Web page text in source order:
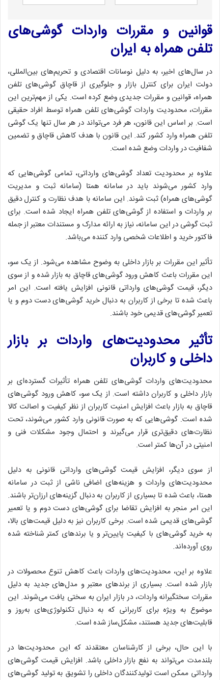
قوانین و مقررات واردات گوشی‌های
تلفن همراه به ایران
در سال‌های اخیر، به دلیل نوسانات اقتصادی و تحریم‌های بین‌المللی،
دولت ایران برای کنترل بازار و جلوگیری از قاچاق گوشی‌های تلفن
همراه، قوانین و مقررات جدیدی وضع کرده است. یکی از مهم‌ترین این
مقررات، محدودیت واردات گوشی‌های تلفن همراه توسط افراد حقیقی
است. بر اساس این قانون، هر فرد می‌تواند در هر سال تنها یک گوشی
تلفن همراه وارد کشور کند. این قانون با هدف کاهش قاچاق و تضمین
شفافیت در واردات وضع شده است.
علاوه بر محدودیت تعداد گوشی‌های وارداتی، تمامی گوشی‌هایی که
وارد کشور می‌شوند باید در سامانه همتا (سامانه ثبت و مدیریت
گوشی‌های همراه) ثبت شوند. این سامانه با هدف نظارت و کنترل دقیق
بر واردات و استفاده از گوشی‌های تلفن همراه ایجاد شده است. برای
ثبت گوشی در این سامانه، نیاز به ارائه مدارک و مستندات معتبر از جمله
فاکتور خرید و اطلاعات شخصی وارد کننده می‌باشد.
تأثیر این مقررات بر بازار داخلی به وضوح مشاهده می‌شود. از یک سو،
این مقررات باعث کاهش ورود گوشی‌های قاچاق به بازار شده و از سوی
دیگر، قیمت گوشی‌های وارداتی قانونی افزایش یافته است. این امر
باعث شده تا برخی از کاربران به دنبال خرید گوشی‌های دست دوم و یا
تعمیر گوشی‌های قدیمی خود باشند.
تأثیر محدودیت‌های واردات بر بازار
داخلی و کاربران
محدودیت‌های واردات گوشی‌های تلفن همراه تأثیرات گسترده‌ای بر
بازار داخلی و کاربران داشته است. از یک سو، کاهش ورود گوشی‌های
قاچاق به بازار باعث افزایش امنیت کاربران از نظر کیفیت و اصالت کالا
شده است. گوشی‌هایی که به صورت قانونی وارد کشور می‌شوند، تحت
نظارت‌های دقیق‌تری قرار می‌گیرند و احتمال وجود مشکلات فنی و
امنیتی در آن‌ها کمتر است.
از سوی دیگر، افزایش قیمت گوشی‌های وارداتی قانونی به دلیل
محدودیت‌های واردات و هزینه‌های اضافی ناشی از ثبت در سامانه
همتا، باعث شده تا بسیاری از کاربران به دنبال گزینه‌های ارزان‌تر باشند.
این امر منجر به افزایش تقاضا برای گوشی‌های دست دوم و یا تعمیر
گوشی‌های قدیمی شده است. برخی کاربران نیز به دلیل قیمت‌های بالا،
به خرید گوشی‌های با کیفیت پایین‌تر و یا برندهای کمتر شناخته شده
روی آورده‌اند.
علاوه بر این، محدودیت‌های واردات باعث کاهش تنوع محصولات در
بازار شده است. بسیاری از برندهای معتبر و مدل‌های جدید به دلیل
مقررات سختگیرانه واردات، در بازار ایران به سختی یافت می‌شوند. این
موضوع به ویژه برای کاربرانی که به دنبال تکنولوژی‌های به‌روز و
قابلیت‌های جدید هستند، مشکل‌ساز شده است.
با این حال، برخی از کارشناسان معتقدند که این محدودیت‌ها در
بلندمدت می‌تواند به نفع بازار داخلی باشد. افزایش قیمت گوشی‌های
وارداتی ممکن است تولیدکنندگان داخلی را تشویق به تولید گوشی‌های